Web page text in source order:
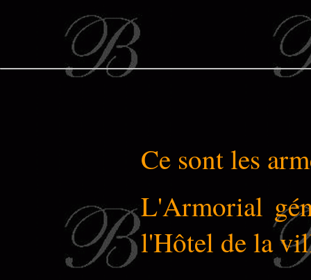
Ce sont les
L'Armorial
l'Hôtel de la